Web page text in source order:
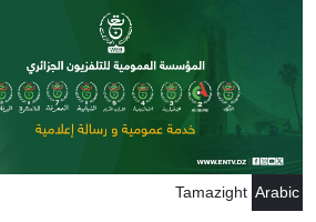
تجاوز إلى المحتوى الرئيسي
Arabic
Tamazight